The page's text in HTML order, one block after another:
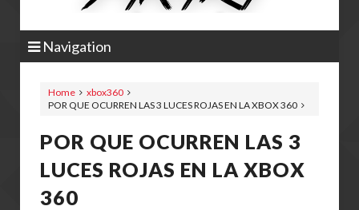
Navigation
Home
xbox360
POR QUE OCURREN LAS 3 LUCES ROJAS EN LA XBOX 360
POR QUE OCURREN LAS 3
LUCES ROJAS EN LA XBOX
360